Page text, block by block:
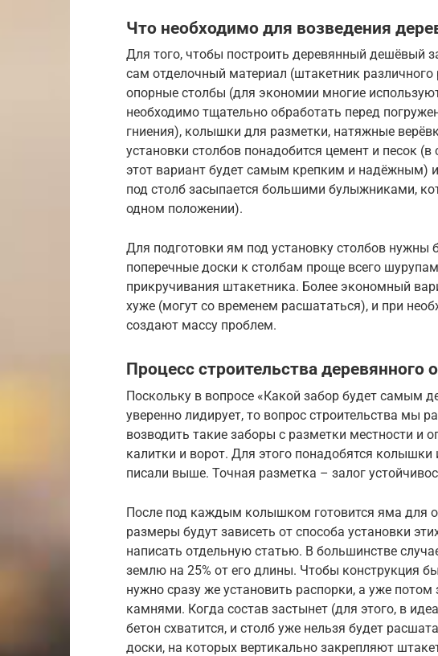
Что необходимо для возведения
Для того, чтобы построить деревянный дешёвый
сам отделочный материал (штакетник
опорные столбы (для экономии многие
необходимо тщательно обработать перед
гниения), колышки для разметки, натяжные
установки столбов понадобится цемент и песок
этот вариант будет самым крепким и надёжным)
под столб засыпается большими булыжниками,
одном положении).
Для подготовки ям под установку столбов нужны
поперечные доски к столбам проще всего
прикручивания штакетника. Более экономный
хуже (могут со временем расшататься), и при
создают массу проблем.
Процесс строительства деревянного
Поскольку в вопросе «Какой забор будет самым
уверенно лидирует, то вопрос строительства мы
возводить такие заборы с разметки местности и
калитки и ворот. Для этого понадобятся
писали выше. Точная разметка – залог
После под каждым колышком готовится яма для
размеры будут зависеть от способа установки
написать отдельную статью. В большинстве
землю на 25% от его длины. Чтобы конструкция
нужно сразу же установить распорки, а уже
камнями. Когда состав застынет (для этого, в
бетон схватится, и столб уже нельзя будет
доски, на которых вертикально закрепляют